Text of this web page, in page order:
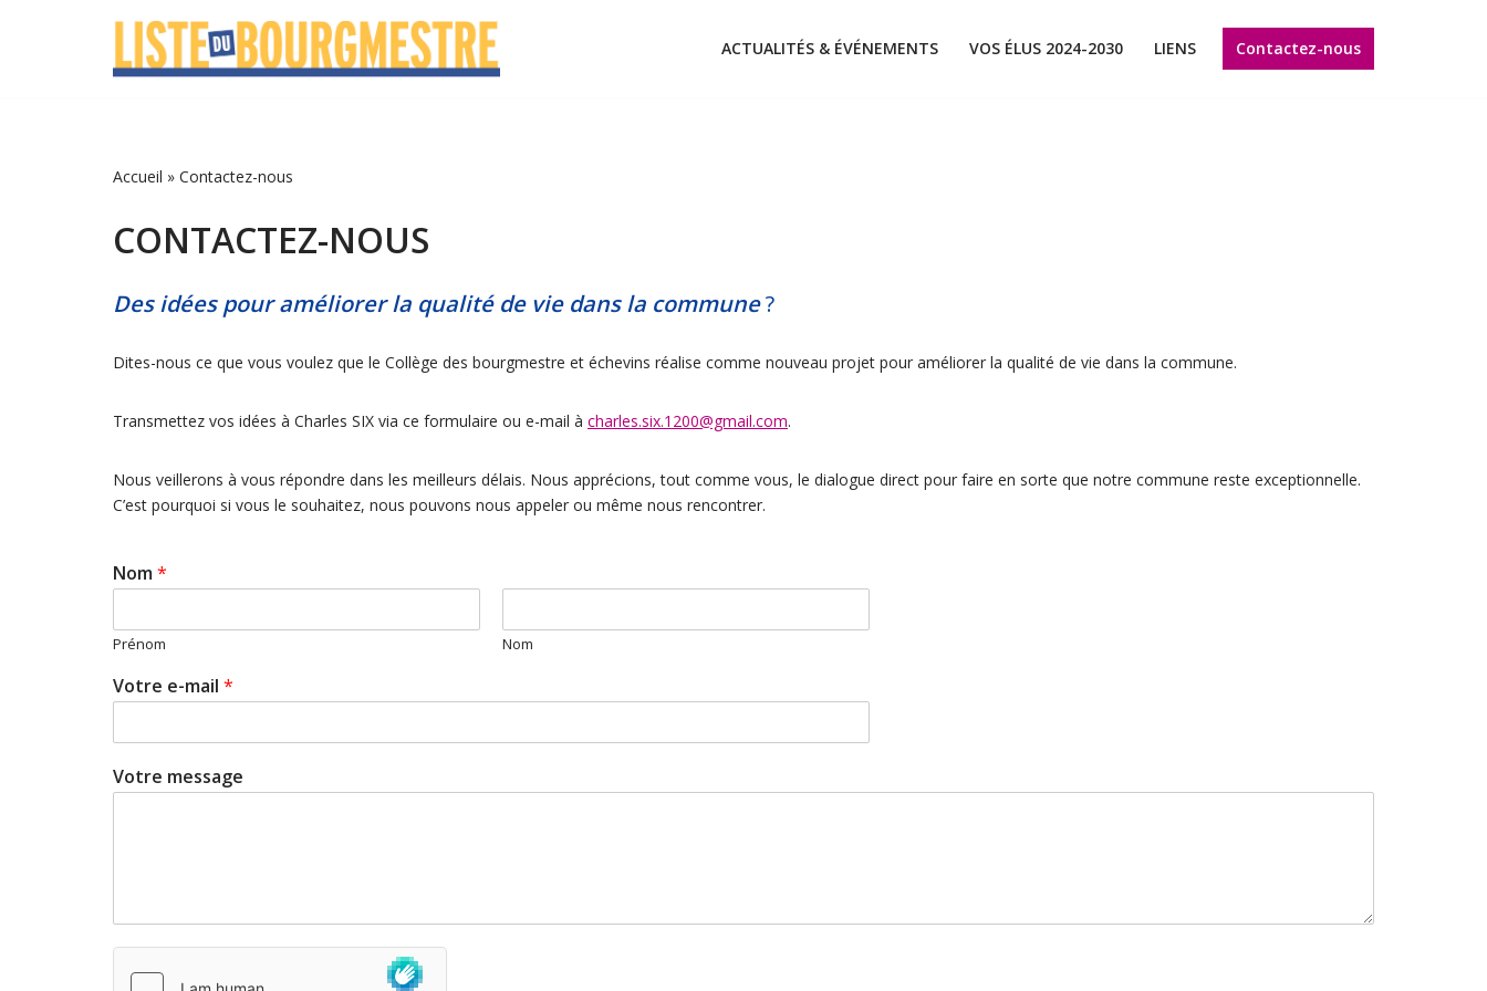
ACTUALITÉS & ÉVÉNEMENTS VOS ÉLUS 2024-2030 LIENS Contactez-nous
Accueil » Contactez-nous
CONTACTEZ-NOUS
Des idées pour améliorer la qualité de vie dans la commune?
Dites-nous ce que vous voulez que le Collège des bourgmestre et échevins réalise comme nouveau projet pour améliorer la qualité de vie dans la commune.
Transmettez vos idées à Charles SIX via ce formulaire ou e-mail à charles.six.1200@gmail.com.
Nous veillerons à vous répondre dans les meilleurs délais. Nous apprécions, tout comme vous, le dialogue direct pour faire en sorte que notre commune reste exceptionnelle.
C’est pourquoi si vous le souhaitez, nous pouvons nous appeler ou même nous rencontrer.
Nom*
Prénom Nom
Votre e-mail *
Votre message